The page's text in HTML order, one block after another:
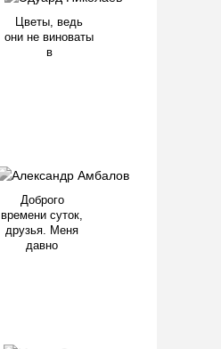
Цветы, ведь
они не виноваты
в
Доброго
времени суток,
друзья. Меня
давно